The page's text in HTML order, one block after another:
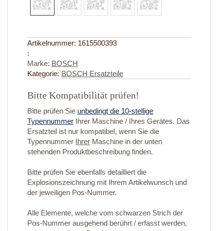
Artikelnummer: 1615500393
:
Marke: BOSCH
Kategorie: BOSCH Ersatzteile
Bitte Kompatibilität prüfen!
Bitte prüfen Sie unbedingt die 10-stellige
Typennummer Ihrer Maschine / Ihres Gerätes. Das
Ersatzteil ist nur kompatibel, wenn Sie die
Typennummer Ihrer Maschine in der unten
stehenden Produktbeschreibung finden.
Bitte prüfen Sie ebenfalls detailliert die
Explosionszeichnung mit Ihrem Artikelwunsch und
der jeweiligen Pos-Nummer.
Alle Elemente, welche vom schwarzen Strich der
Pos-Nummer ausgehend berührt / erfasst werden,